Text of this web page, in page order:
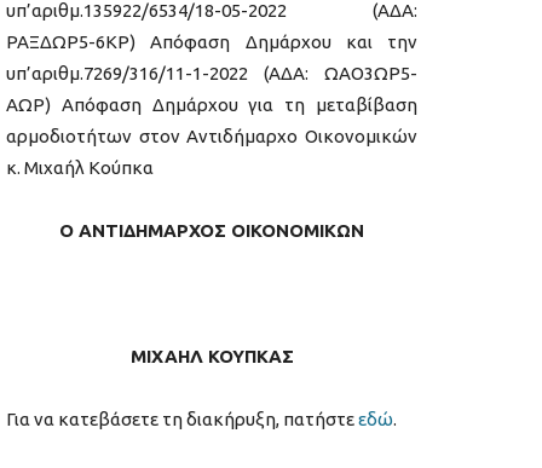
υπ’αριθμ.135922/6534/18-05-2022 (ΑΔΑ:
ΡΑΞΔΩΡ5-6ΚΡ) Απόφαση Δημάρχου και την
υπ’αριθμ.7269/316/11-1-2022 (ΑΔΑ: ΩΑΟ3ΩΡ5-
ΑΩΡ) Απόφαση Δημάρχου για τη μεταβίβαση
αρμοδιοτήτων στον Αντιδήμαρχο Οικονομικών
κ. Μιχαήλ Κούπκα
Ο ΑΝΤΙΔΗΜΑΡΧΟΣ ΟΙΚΟΝΟΜΙΚΩΝ
ΜΙΧΑΗΛ ΚΟΥΠΚΑΣ
Για να κατεβάσετε τη διακήρυξη, πατήστεεδώ.